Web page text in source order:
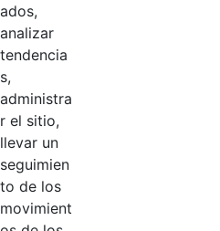
Productos
AÑADIR COMENTARIOS
ados,
analizar
tendencia
s,
administra
r el sitio,
llevar un
seguimien
to de los
movimient